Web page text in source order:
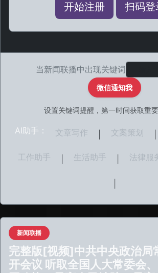
开始注册 扫码登
当新闻联播中出现关键词
微信通知我
设置关键词提醒，第一时间获取重
AI助手： 文章写作 文案策划
工作助手 生活助手 法律服
新闻联播
完整版[视频]中共中央政治局
开会议 听取全国人大常委会